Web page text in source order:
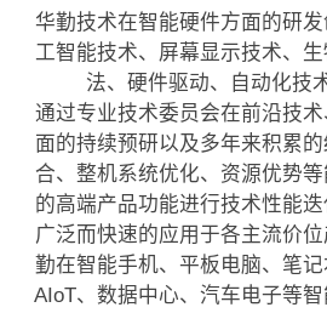
华勤技术在智能硬件方面的研
工智能技术、屏幕显示技术、
法、硬件驱动、自动化技
通过专业技术委员会在前沿技
面的持续预研以及多年来积累
合、整机系统优化、资源优势
的高端产品功能进行技术性能
广泛而快速的应用于各主流价
勤在智能手机、平板电脑、笔记
AIoT、数据中心、汽车电子等